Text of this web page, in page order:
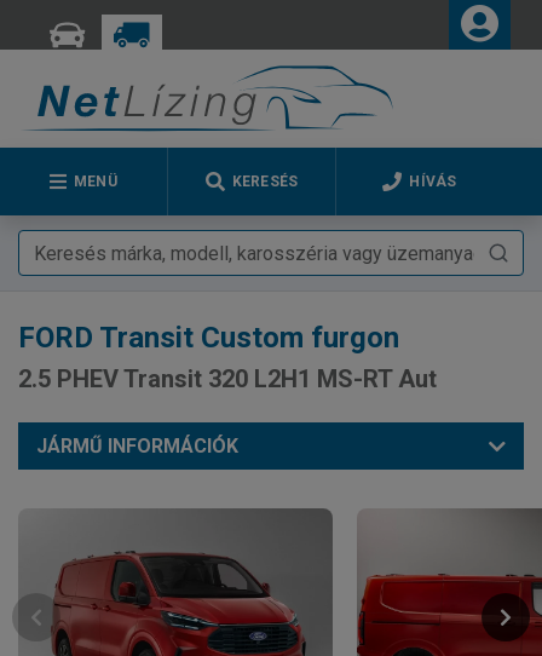
MENÜ KERESÉS HÍVÁS
FORD Transit Custom furgon
2.5 PHEV Transit 320 L2H1 MS-RT Aut
JÁRMŰ INFORMÁCIÓK